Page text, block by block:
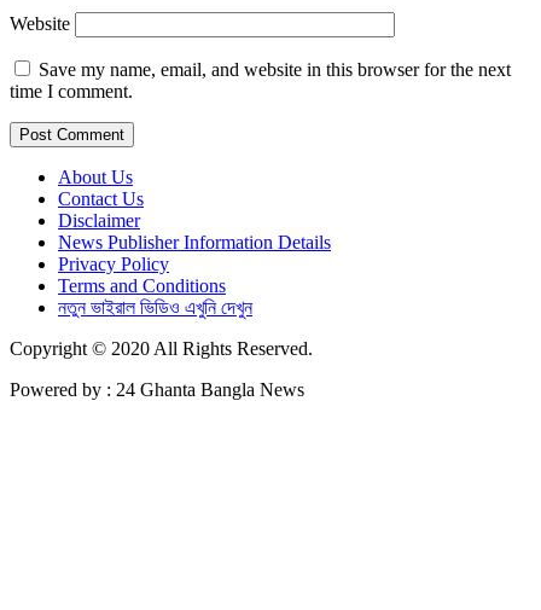
Website
Save my name, email, and website in this browser for the next
time I comment.
About Us
Contact Us
Disclaimer
News Publisher Information Details
Privacy Policy
Terms and Conditions
নতুন ভাইরাল ভিডিও এখুনি দেখুন
Copyright © 2020 All Rights Reserved.
Powered by : 24 Ghanta Bangla News